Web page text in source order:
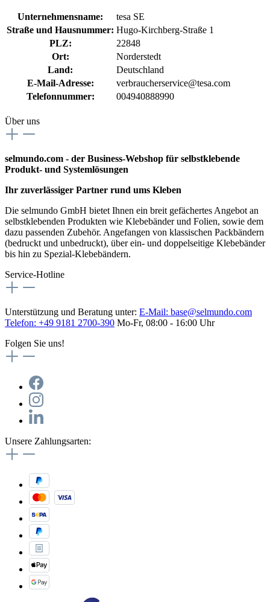
Unternehmensname:
tesa SE
Straße und Hausnummer: Hugo-Kirchberg-Straße 1
PLZ:
22848
Ort:
Norderstedt
Land:
Deutschland
E-Mail-Adresse:
verbraucherservice@tesa.com
Telefonnummer:
004940888990
Über uns
selmundo.com - der Business-Webshop für selbstklebende
Produkt- und Systemlösungen
Ihr zuverlässiger Partner rund ums Kleben
Die selmundo GmbH bietet Ihnen ein breit gefächertes Angebot an
selbstklebenden Produkten wie Klebebänder und Folien, sowie dem
dazu passenden Zubehör. Angefangen von klassischen Packbändern
(bedruckt und unbedruckt), über ein- und doppelseitige Klebebänder
bis hin zu Spezial-Klebebändern.
Service-Hotline
Unterstützung und Beratung unter: E-Mail: base@selmundo.com
Telefon: +49 9181 2700-390 Mo-Fr, 08:00 - 16:00 Uhr
Folgen Sie uns!
Unsere Zahlungsarten: